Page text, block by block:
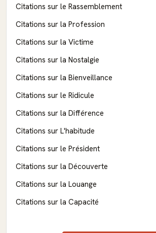
Citations sur le Rassemblement
Citations sur la Profession
Citations sur la Victime
Citations sur la Nostalgie
Citations sur la Bienveillance
Citations sur le Ridicule
Citations sur la Différence
Citations sur L'habitude
Citations sur le Président
Citations sur la Découverte
Citations sur la Louange
Citations sur la Capacité